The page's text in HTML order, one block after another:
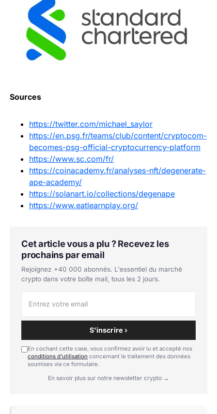
Sources
https://twitter.com/michael_saylor
https://en.psg.fr/teams/club/content/cryptocom-
becomes-psg-official-cryptocurrency-platform
https://www.sc.com/fr/
https://coinacademy.fr/analyses-nft/degenerate-
ape-academy/
https://solanart.io/collections/degenape
https://www.eatlearnplay.org/
Cet article vous a plu ? Recevez les
prochains par email
Rejoignez +40 000 abonnés. L'essentiel du marché
crypto dans votre boîte mail, tous les 2 jours.
S'inscrire ›
En cochant cette case, vous confirmez avoir lu et accepté nos
conditions d'utilisation concernant le traitement des données
soumises via ce formulaire.
En savoir plus sur notre newsletter crypto →